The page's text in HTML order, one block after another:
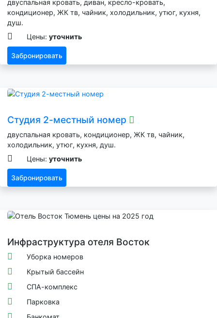
двуспальная кровать, диван, кресло-кровать,
кондиционер, ЖК тв, чайник, холодильник, утюг, кухня,
душ.
Цены: уточнить
Забронировать
Студия 2-местный номер
двуспальная кровать, кондиционер, ЖК тв, чайник,
холодильник, утюг, кухня, душ.
Цены: уточнить
Забронировать
Инфраструктура отеля Восток
Уборка номеров
Крытый бассейн
СПА-комплекс
Парковка